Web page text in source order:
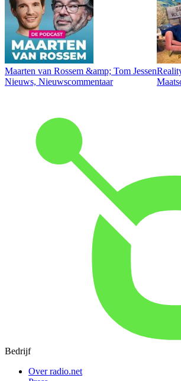
Maarten van Rossem &amp; Tom Jessen
Nieuws, Nieuwscommentaar
Bedrijf
Over radio.net